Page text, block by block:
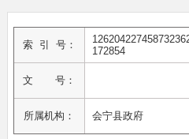
索 引 号：
172854
文 号：
所属机构： 会宁县政府